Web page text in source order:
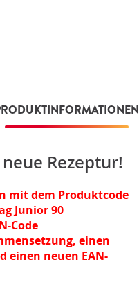
Rezeptur!
mit dem Produktcode
Junior 90
Code
einen
einen neuen EAN-